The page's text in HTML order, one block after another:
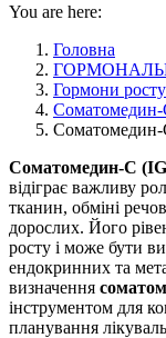
You are here:
Головна
Гормони росту
Соматомедин-
Соматомедин-С
відіграє важливу
тканин, обміні
дорослих. Його
росту і може бути
ендокринних та
визначення
інструментом для
планування